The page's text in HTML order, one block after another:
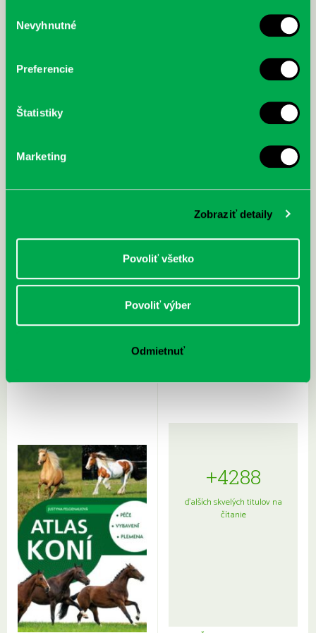
súhlasu
Nevyhnutné
Preferencie
Štatistiky
Marketing
Zobraziť detaily
Povoliť všetko
Povoliť výber
Odmietnuť
cyklistu modernej doby:
nezastaviteľný
Sprievodca po hviezdnej oblohe
kompletný sprievodca
+4288
ďalších skvelých titulov na
čítanie